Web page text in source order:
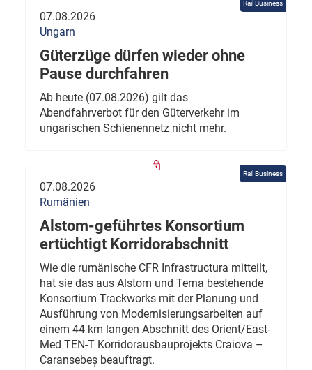
Rail Business
07.08.2026
Ungarn
Güterzüge dürfen wieder ohne
Pause durchfahren
Ab heute (07.08.2026) gilt das
Abendfahrverbot für den Güterverkehr im
ungarischen Schienennetz nicht mehr.
Rail Business
07.08.2026
Rumänien
Alstom-geführtes Konsortium
ertüchtigt Korridorabschnitt
Wie die rumänische CFR Infrastructura mitteilt,
hat sie das aus Alstom und Terna bestehende
Konsortium Trackworks mit der Planung und
Ausführung von Modernisierungsarbeiten auf
einem 44 km langen Abschnitt des Orient/East-
Med TEN-T Korridorausbauprojekts Craiova –
Caransebeș beauftragt.